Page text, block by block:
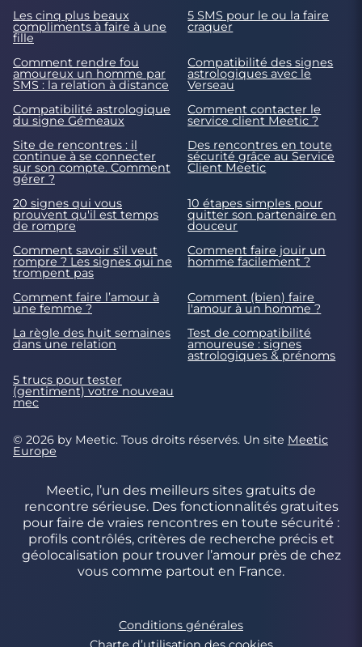
Les cinq plus beaux
compliments à faire à une
fille
5 SMS pour le ou la faire
craquer
Comment rendre fou
amoureux un homme par
SMS : la relation à distance
Compatibilité des signes
astrologiques avec le
Verseau
Compatibilité astrologique
du signe Gémeaux
Comment contacter le
service client Meetic ?
Site de rencontres : il
continue à se connecter
sur son compte. Comment
gérer ?
Des rencontres en toute
sécurité grâce au Service
Client Meetic
20 signes qui vous
prouvent qu'il est temps
de rompre
10 étapes simples pour
quitter son partenaire en
douceur
Comment savoir s'il veut
rompre ? Les signes qui ne
trompent pas
Comment faire jouir un
homme facilement ?
Comment faire l’amour à
une femme ?
Comment (bien) faire
l'amour à un homme ?
La règle des huit semaines
dans une relation
Test de compatibilité
amoureuse : signes
astrologiques & prénoms
5 trucs pour tester
(gentiment) votre nouveau
mec
© 2026 by Meetic. Tous droits réservés. Un site Meetic
Europe
Meetic, l’un des meilleurs sites gratuits de
rencontre sérieuse. Des fonctionnalités gratuites
pour faire de vraies rencontres en toute sécurité :
profils contrôlés, critères de recherche précis et
géolocalisation pour trouver l’amour près de chez
vous comme partout en France.
Conditions générales